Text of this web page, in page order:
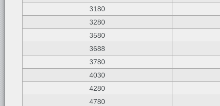
3180
3280
3580
3688
3780
4030
4280
4780